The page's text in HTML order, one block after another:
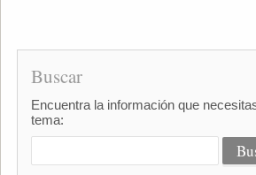
Buscar
Encuentra la información que
tema: